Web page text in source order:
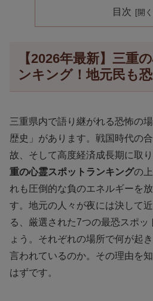
目次
【2026年最新】三重
ンキング！地元民も
三重県内で語り継がれる恐怖の
歴史」があります。戦国時代の
故、そして高度経済成長期に取
重の心霊スポットランキングの
れも圧倒的な負のエネルギーを
す。地元の人々が夜には決して
る、厳選された7つの最恐スポッ
ょう。それぞれの場所で何が起
言われているのか。その理由を
はずです。